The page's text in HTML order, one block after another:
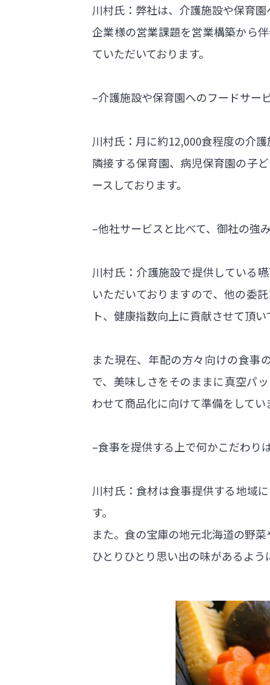
川村氏：弊社は、介護施設や保育
企業様の営業課題を営業構築から
ていただいております。
–介護施設や保育園へのフードサー
川村氏：月に約12,000食程度の介
隣接する保育園、病児保育園の子
ースしております。
–他社サービスと比べて、御社の強
川村氏：介護施設で提供している
いただいておりますので、他の委
ト、健康指数向上に貢献させて頂い
また現在、年配の方々向けの食事
で、美味しさをそのままに真空パ
わせて商品化に向けて準備をしてい
–食事を提供する上で何かこだわり
川村氏：食材は食事提供する地域
す。
また。食の宝庫の地元北海道の野菜
ひとりひとり思い出の味があるよう